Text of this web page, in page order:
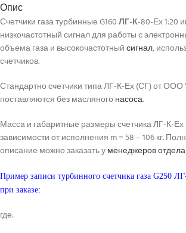
Опис
Счетчики газа турбинные G160ЛГ-К-80-Ех 1:20
низкочастотный сигнал для работы с
объема газа и высокочастотныйсигнал,
счетчиков.
Стандартно счетчики типа ЛГ-К-Ех (СГ) от ООО
поставляются без масляного насоса.
Масса и габаритные размеры счетчика ЛГ-К-
зависимости от исполнения m = 58 – 106 кг.
описание можно заказать уменеджеров
Пример записи турбинного счетчика газа G250
при заказе:
где: